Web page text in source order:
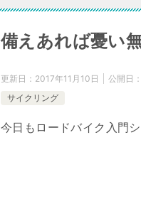
備えあれば憂い
更新日： 2017年11月10日 公開日：
サイクリング
今日もロードバイク入門シ